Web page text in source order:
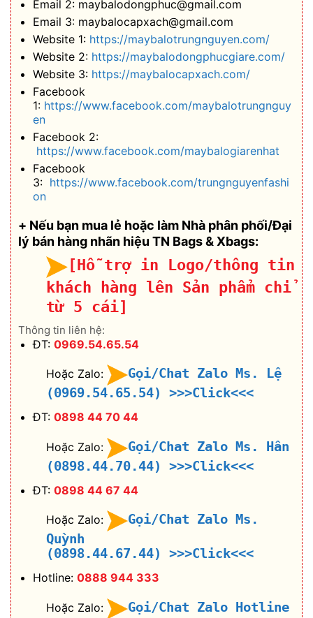
Email 2: maybalodongphuc@gmail.com
Email 3: maybalocapxach@gmail.com
Website 1: https://maybalotrungnguyen.com/
Website 2: https://maybalodongphucgiare.com/
Website 3: https://maybalocapxach.com/
Facebook
1: https://www.facebook.com/maybalotrungnguy
en
Facebook 2:
https://www.facebook.com/maybalogiarenhat
Facebook
3: https://www.facebook.com/trungnguyenfashi
on
+ Nếu bạn mua lẻ hoặc làm Nhà phân phối/Đại
lý bán hàng nhãn hiệu TN Bags & Xbags:
[Hỗ trợ in Logo/thông tin
khách hàng lên Sản phẩm chỉ
từ 5 cái]
Thông tin liên hệ:
ĐT: 0969.54.65.54
Hoặc Zalo:
Gọi/Chat Zalo Ms. Lệ
(0969.54.65.54)
>>>Click<<<
ĐT: 0898 44 70 44
Hoặc Zalo:
Gọi/Chat Zalo Ms. Hân
(0898.44.70.44)
>>>Click<<<
ĐT: 0898 44 67 44
Hoặc Zalo:
Gọi/Chat Zalo Ms.
Quỳnh
(0898.44.67.44)
>>>Click<<<
Hotline: 0888 944 333
Hoặc Zalo: Gọi/Chat Zalo Hotline